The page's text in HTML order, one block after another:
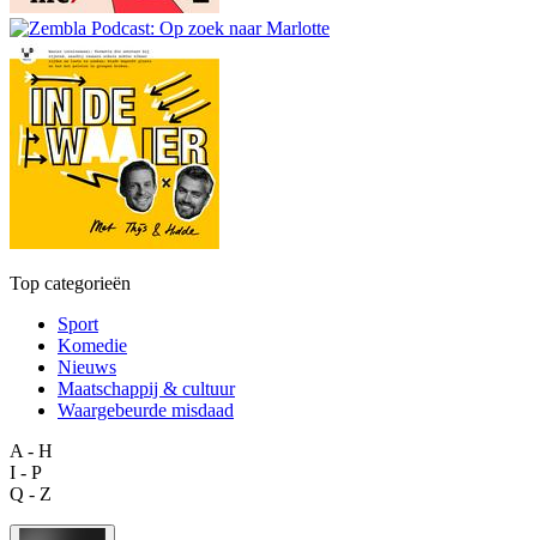
Top categorieën
Sport
Komedie
Nieuws
Maatschappij & cultuur
Waargebeurde misdaad
A - H
I - P
Q - Z